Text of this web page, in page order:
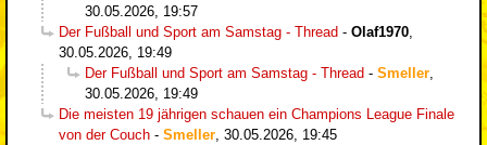
30.05.2026, 19:57
Der Fußball und Sport am Samstag - Thread - Olaf1970
30.05.2026, 19:49
Der Fußball und Sport am Samstag - Thread - Smeller
30.05.2026, 19:49
Die meisten 19 jährigen schauen ein Champions League Finale
von der Couch - Smeller 30.05.2026, 19:45